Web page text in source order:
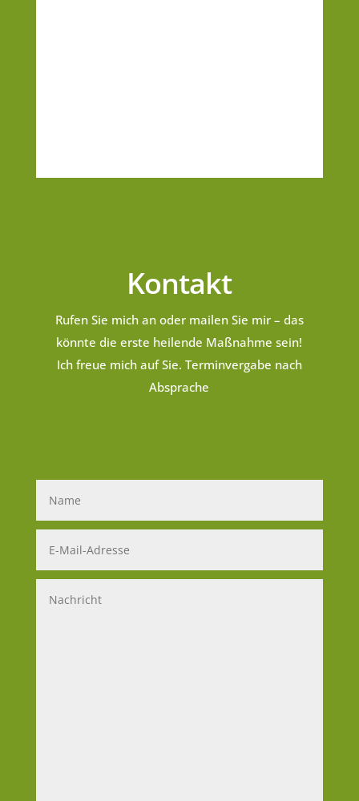
Kontakt
Rufen Sie mich an oder mailen Sie mir – das
könnte die erste heilende Maßnahme sein!
Ich freue mich auf Sie. Terminvergabe nach
Absprache